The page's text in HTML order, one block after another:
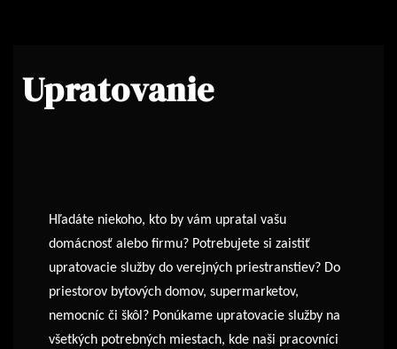
Upratovanie
Hľadáte niekoho, kto by vám upratal vašu
domácnosť alebo firmu? Potrebujete si zaistiť
upratovacie služby do verejných priestranstiev? Do
priestorov bytových domov, supermarketov,
nemocníc či škôl? Ponúkame upratovacie služby na
všetkých potrebných miestach, kde naši pracovníci